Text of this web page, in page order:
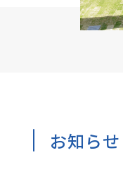
お知らせ